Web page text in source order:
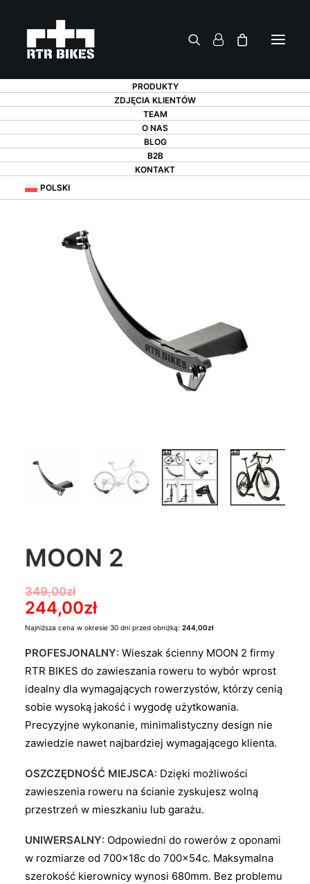
PRODUKTY
ZDJĘCIA KLIENTÓW
TEAM
O NAS
BLOG
B2B
KONTAKT
POLSKI
PROMOCJA!
MOON 2
349,00zł
Pierwotna
cena
wynosiła:
349,00zł.
244,00złAktualna
cena
wynosi:
244,00zł.
Najniższa cena w okresie 30 dni przed obniżką: 244,00zł
PROFESJONALNY: Wieszak ścienny MOON 2 firmy
RTR BIKES do zawieszania roweru to wybór wprost
idealny dla wymagających rowerzystów, którzy cenią
sobie wysoką jakość i wygodę użytkowania.
Precyzyjne wykonanie, minimalistyczny design nie
zawiedzie nawet najbardziej wymagającego klienta.
OSZCZĘDNOŚĆ MIEJSCA: Dzięki możliwości
zawieszenia roweru na ścianie zyskujesz wolną
przestrzeń w mieszkaniu lub garażu.
UNIWERSALNY: Odpowiedni do rowerów z oponami
w rozmiarze od 700x18c do 700x54c. Maksymalna
szerokość kierownicy wynosi 680mm. Bez problemu